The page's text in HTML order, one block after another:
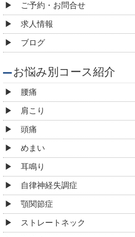
顎関節症
ストレートネック
寝違え
四十肩・五十肩
胸郭出口症候群
腱鞘炎
ぎっくり腰
ヘルニア
側弯症
脊柱管狭窄症